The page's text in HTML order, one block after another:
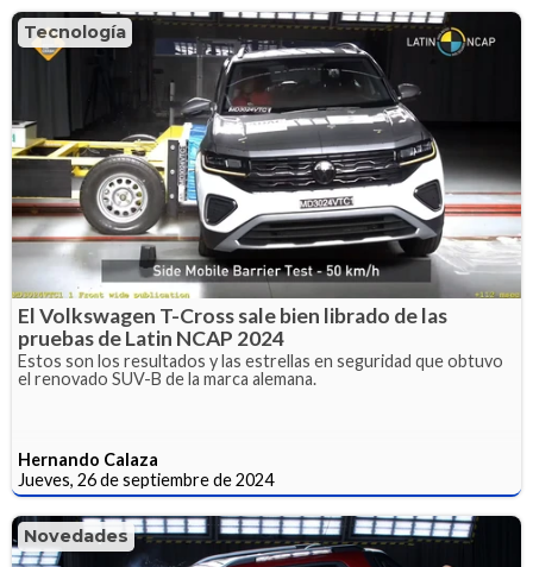
Tecnología
El Volkswagen T-Cross sale bien librado de las
pruebas de Latin NCAP 2024
Estos son los resultados y las estrellas en seguridad que obtuvo
el renovado SUV-B de la marca alemana.
Hernando Calaza
Jueves, 26 de septiembre de 2024
Novedades